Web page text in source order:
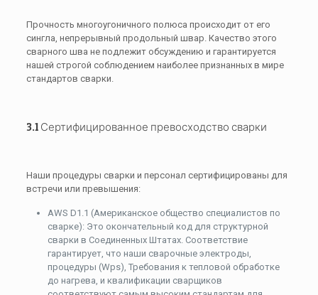
Прочность многоугоничного полюса происходит от его
сингла, непрерывный продольный швар. Качество этого
сварного шва не подлежит обсуждению и гарантируется
нашей строгой соблюдением наиболее признанных в мире
стандартов сварки.
3.1 Сертифицированное превосходство сварки
Наши процедуры сварки и персонал сертифицированы для
встречи или превышения:
AWS D1.1 (Американское общество специалистов по
сварке): Это окончательный код для структурной
сварки в Соединенных Штатах. Соответствие
гарантирует, что наши сварочные электроды,
процедуры (Wps), Требования к тепловой обработке
до нагрева, и квалификации сварщиков